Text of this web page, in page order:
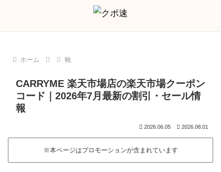
ホーム 靴
CARRYME 楽天市場店の楽天市場クーポン
コード｜2026年7月最新の割引・セール情
報
2026.06.05 2026.08.01
※本ページはプロモーションが含まれています